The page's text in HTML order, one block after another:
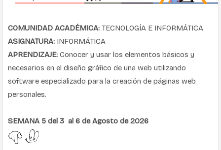
COMUNIDAD ACADÉMICA: TECNOLOGÍA E INFORMÁTICA
ASIGNATURA: INFORMÁTICA
APRENDIZAJE: Conocer y usar los elementos básicos y
necesarios en el diseño gráfico de una web utilizando
software especializado para la creación de páginas web
personales.
SEMANA 5 del 3 al 6 de Agosto de 2026